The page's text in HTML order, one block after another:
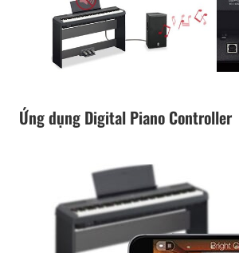
Ứng dụng Digital Piano Controller